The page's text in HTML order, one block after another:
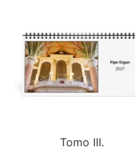
Tomo III.